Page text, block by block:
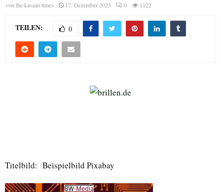
von the kasaan times 17. Dezember 2025 0 1122
TEILEN: 0
Titelbild: Beispielbild Pixabay